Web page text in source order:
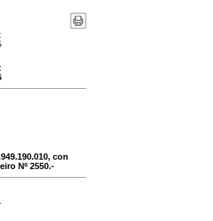
con
Nº 2550.-